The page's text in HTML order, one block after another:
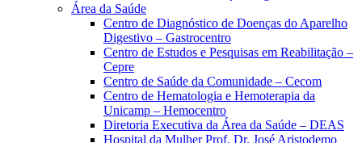
Área da Saúde
Centro de Diagnóstico de Doenças do Aparelho
Digestivo – Gastrocentro
Centro de Estudos e Pesquisas em Reabilitação –
Cepre
Centro de Saúde da Comunidade – Cecom
Centro de Hematologia e Hemoterapia da
Unicamp – Hemocentro
Diretoria Executiva da Área da Saúde – DEAS
Hospital da Mulher Prof. Dr. José Aristodemo